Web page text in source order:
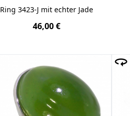
Ring 3423-J mit echter Jade
46,00 €